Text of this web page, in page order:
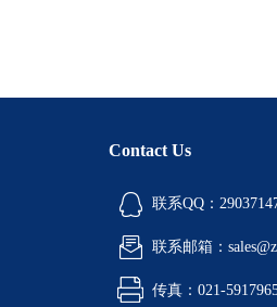
Contact Us
联系QQ：
联系邮箱：
传真：021-